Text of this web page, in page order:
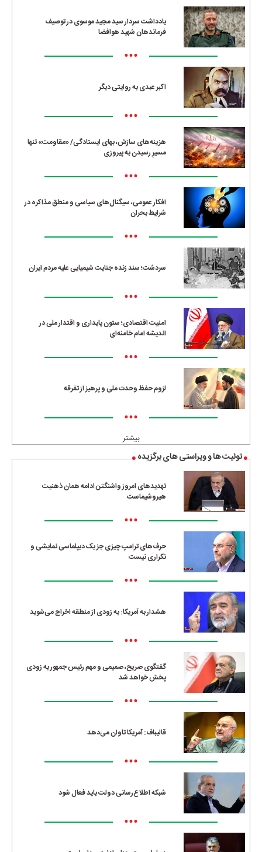
یادداشت سردار سید مجید موسوی در توصیف
فرماندهان شهید هوافضا
•••
اکبر عبدی به روایتی دیگر
•••
هزینه‌های سازش، بهای ایستادگی/ «مقاومت» تنها
مسیرِ رسیدن به پیروزی
•••
افکار عمومی، سیگنال‌های سیاسی و منطق مذاکره در
شرایط بحران
•••
سردشت؛ سند زنده جنایت شیمیایی علیه مردم ایران
•••
امنیت اقتصادی؛ ستون پایداری و اقتدار ملی در
اندیشه امام خامنه‌ای
•••
لزوم حفظ وحدت ملی و پرهیز از تفرقه
•••
بیشتر
توئیت ها و ویراستی های برگزیده
تهدیدهای امروز واشنگتن ادامه همان ذهنیت
هیروشیماست
•••
حرف‌های ترامپ چیزی جز یک دیپلماسی نمایشی و
تکراری نیست
•••
هشدار به آمریکا: به زودی از منطقه اخراج می‌شوید
•••
گفتگوی صریح، صمیمی و مهم رئیس جمهور به زودی
پخش خواهد شد
•••
قالیباف: آمریکا تاوان می‌دهد
•••
شبکه اطلاع‌رسانی دولت باید فعال شود
•••